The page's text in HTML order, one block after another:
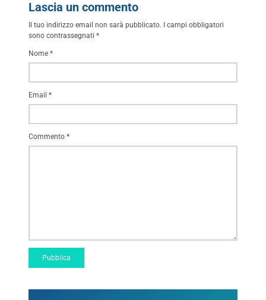
Lascia un commento
Il tuo indirizzo email non sarà pubblicato.
I campi obbligatori
sono contrassegnati *
Commento *
Nome *
Email *